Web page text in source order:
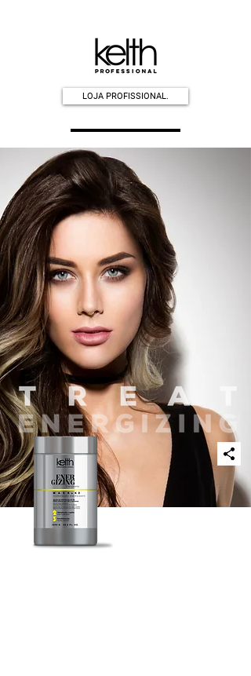
LOJA PROFISSIONAL.